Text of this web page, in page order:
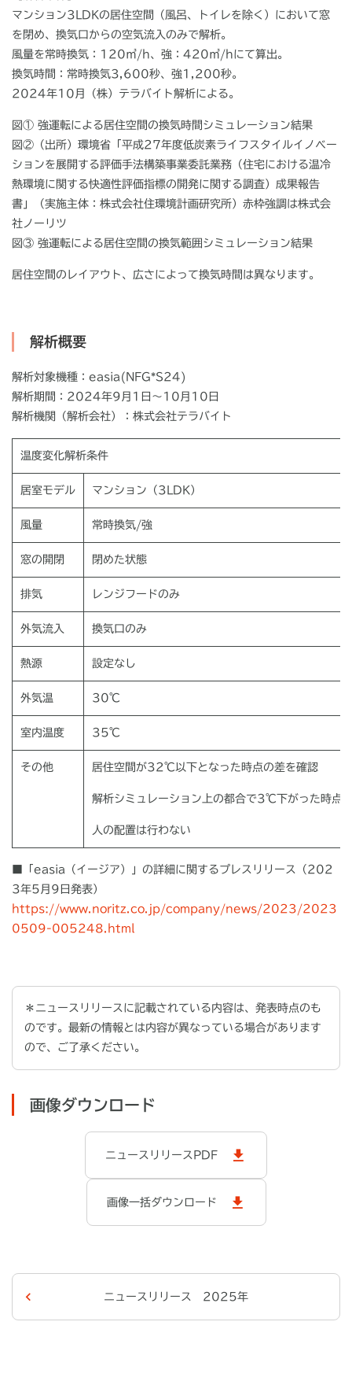
マンション3LDKの居住空間（風呂、トイレを除く）において窓
を閉め、換気口からの空気流入のみで解析。
風量を常時換気：120㎥/h、強：420㎥/hにて算出。
換気時間：常時換気3,600秒、強1,200秒。
2024年10月（株）テラバイト解析による。
図① 強運転による居住空間の換気時間シミュレーション結果
図②（出所）環境省「平成27年度低炭素ライフスタイルイノベー
ションを展開する評価手法構築事業委託業務（住宅における温冷
熱環境に関する快適性評価指標の開発に関する調査）成果報告
書」（実施主体：株式会社住環境計画研究所）赤枠強調は株式会
社ノーリツ
図③ 強運転による居住空間の換気範囲シミュレーション結果
居住空間のレイアウト、広さによって換気時間は異なります。
解析概要
解析対象機種：easia(NFG*S24)
解析期間：2024年9月1日～10月10日
解析機関（解析会社）：株式会社テラバイト
温度変化解析条件
居室モデル マンション（ 3LDK ）
風量 常時換気/強
窓の開閉 閉めた状態
排気 レンジフードのみ
外気流入 換気口のみ
熱源 設定なし
外気温 30℃
室内温度 35℃
その他 居住空間が32℃以下となった時点の差を確認
解析シミュレーション上の都合で3℃下がった時点
人の配置は行わない
■「easia（イージア）」の詳細に関するプレスリリース（202
3年5月9 日発表）
https://www.noritz.co.jp/company/news/2023/2023
0509-005248.html
＊ニュースリリースに記載されている内容は、発表時点のも
のです。最新の情報とは内容が異なっている場合があります
ので、ご了承ください。
画像ダウンロード
ニュースリリースPDF
画像一括ダウンロード
ニュースリリース 2025年